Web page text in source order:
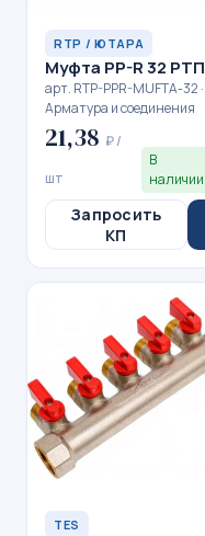
RTP / ЮТАРА
Муфта PP-R 32 РТП
арт. RTP-PPR-MUFTA-32 ·
Арматура и соединения
21,38 ₽ /
шт
В
наличии
Запросить
КП
TES